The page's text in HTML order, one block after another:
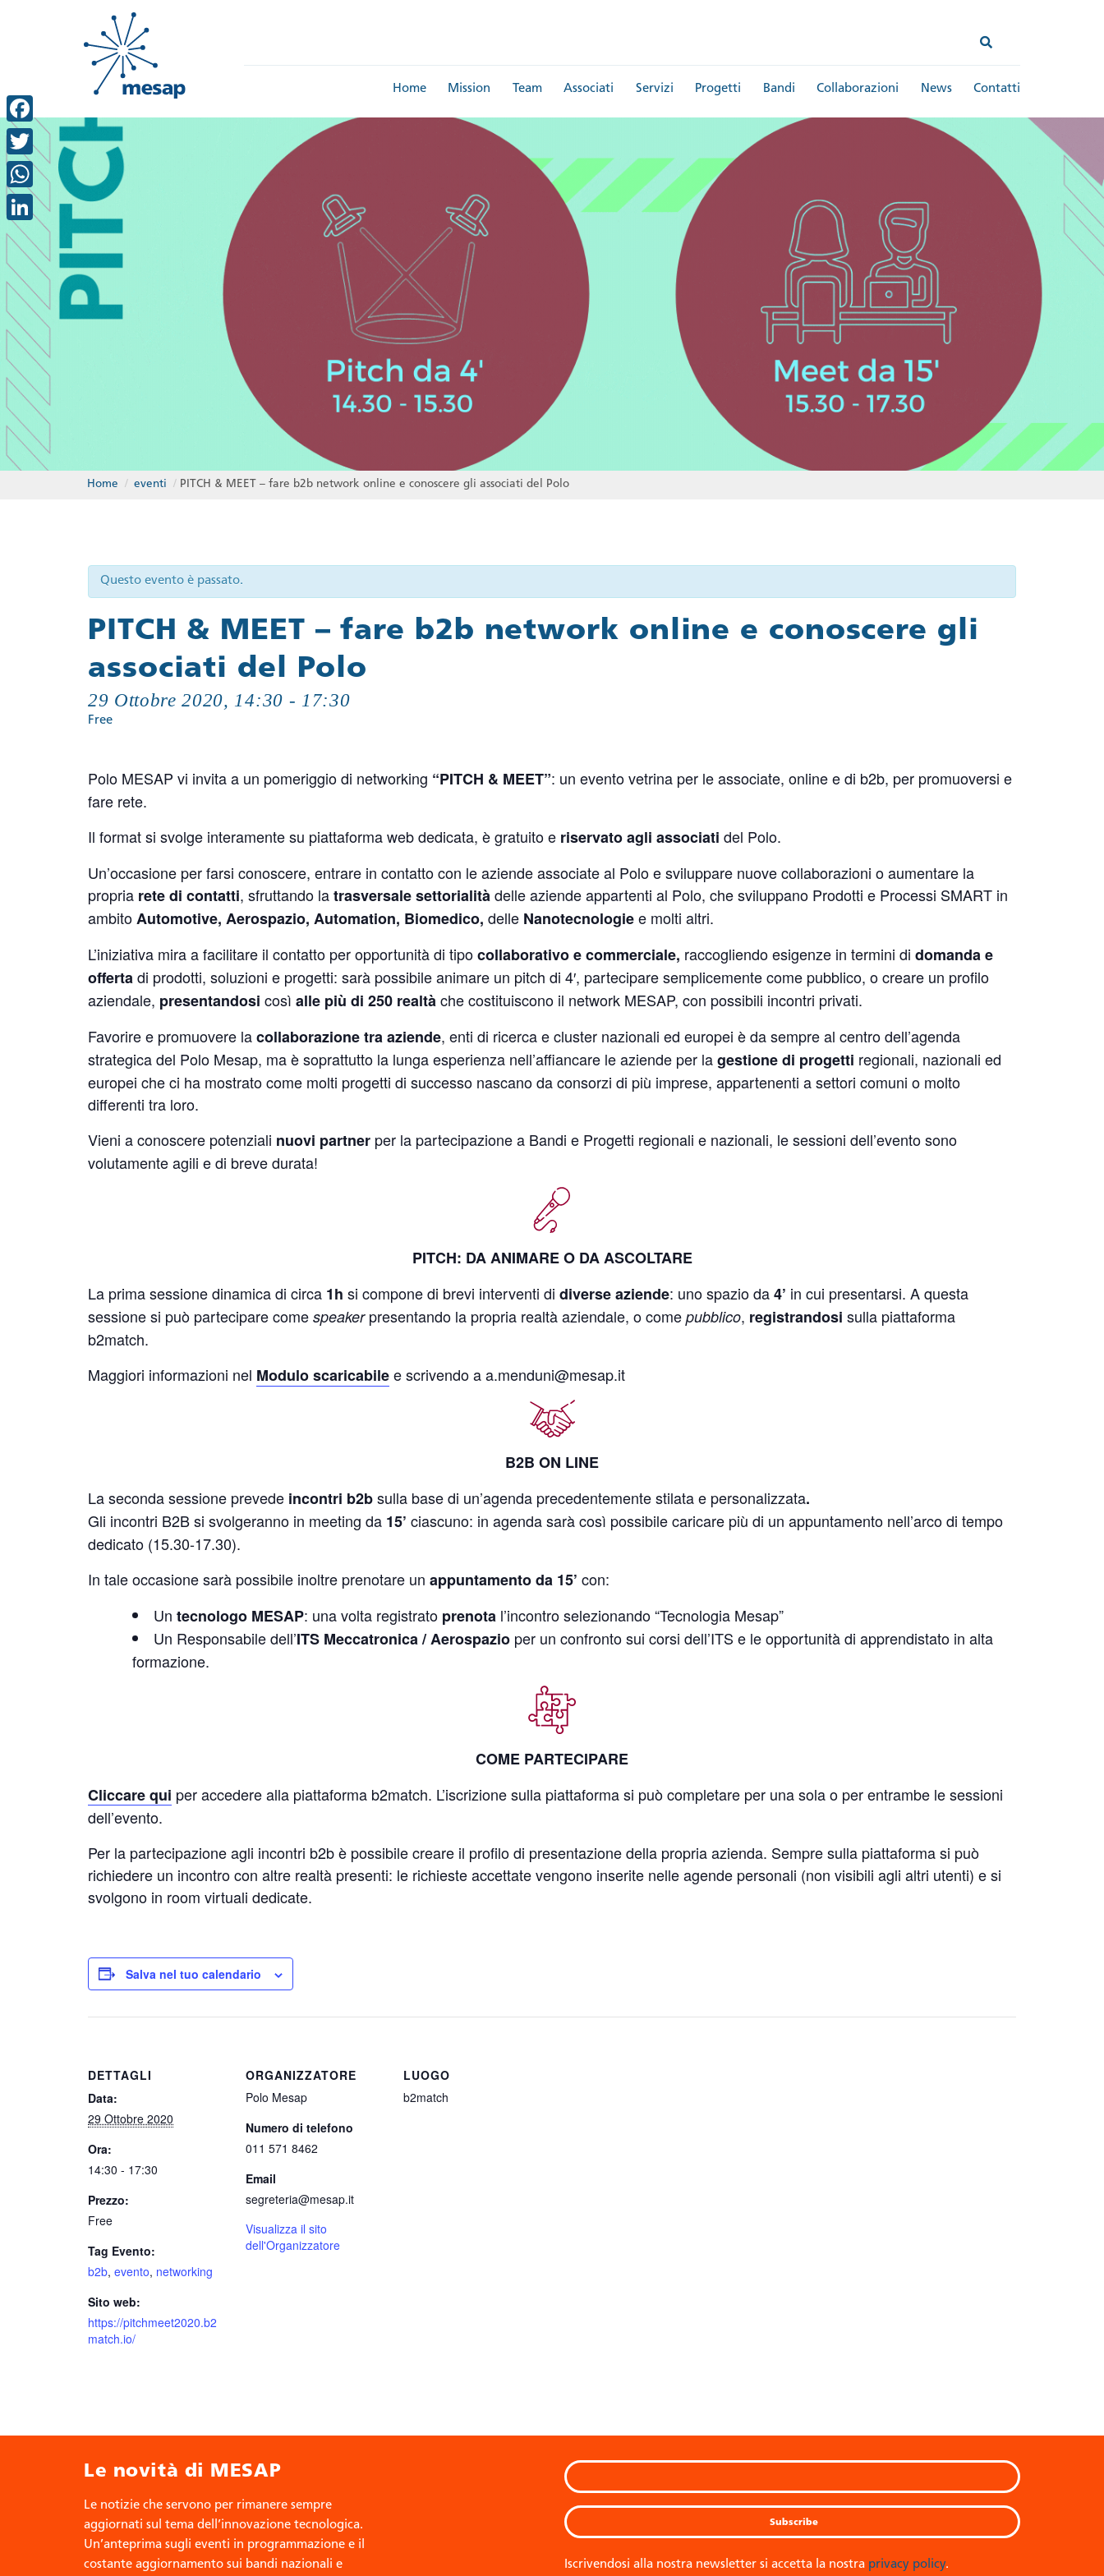
Home Mission Team Associati Servizi Progetti Bandi Collaborazioni News Contatti
Home / eventi / PITCH & MEET – fare b2b network online e conoscere gli associati del Polo
Questo evento è passato.
PITCH & MEET – fare b2b network online e conoscere gli
associati del Polo
29 Ottobre 2020, 14:30 - 17:30
Free
Polo MESAP vi invita a un pomeriggio di networking “PITCH & MEET”: un evento vetrina per le associate, online e di b2b, per promuoversi e
fare rete.
Il format si svolge interamente su piattaforma web dedicata, è gratuito e riservato agli associati del Polo.
Un’occasione per farsi conoscere, entrare in contatto con le aziende associate al Polo e sviluppare nuove collaborazioni o aumentare la
propria rete di contatti, sfruttando latrasversale settorialitàdelle aziende appartenti al Polo, che sviluppano Prodotti e Processi SMART in
ambitoAutomotive, Aerospazio, Automation, Biomedico, delle Nanotecnologiee molti altri.
L’iniziativa mira a facilitare il contatto per opportunità di tipocollaborativo e commerciale, raccogliendo esigenze in termini di domanda e
offertadi prodotti, soluzioni e progetti: sarà possibile animare un pitch di 4′, partecipare semplicemente come pubblico, o creare un profilo
aziendale, presentandosi così alle più di 250 realtàche costituiscono il network MESAP, con possibili incontri privati.
Favorire e promuovere lacollaborazione tra aziende, enti di ricerca e cluster nazionali ed europei è da sempre al centro dell’agenda
strategica del Polo Mesap, ma è soprattutto la lunga esperienza nell’affiancare le aziende per lagestione di progetti regionali, nazionali ed
europei che ci ha mostrato come molti progetti di successo nascano da consorzi di più imprese, appartenenti a settori comuni o molto
differenti tra loro.
Vieni a conoscere potenziali nuovi partner per la partecipazione a Bandi e Progetti regionali e nazionali, le sessioni dell’evento sono
volutamente agili e di breve durata!
PITCH: DA ANIMARE O DA ASCOLTARE
La prima sessione dinamica di circa 1h si compone di brevi interventi di diverse aziende: uno spazio da4’ in cui presentarsi. A questa
sessione si può partecipare come speakerpresentando la propria realtà aziendale, o come pubblico, registrandosi sulla piattaforma
b2match.
Maggiori informazioni nel Modulo scaricabilee scrivendo a a.menduni@mesap.it
B2B ON LINE
La seconda sessione prevede incontri b2bsulla base di un’agenda precedentemente stilata e personalizzata.
Gli incontri B2B si svolgeranno in meeting da 15’ ciascuno: in agenda sarà così possibile caricare più di un appuntamento nell’arco di tempo
dedicato (15.30-17.30).
In tale occasione sarà possibile inoltre prenotare un appuntamento da 15’ con:
Un tecnologo MESAP: una volta registrato prenota l’incontro selezionando “Tecnologia Mesap”
Un Responsabile dell’ITS Meccatronica / Aerospazio per un confronto sui corsi dell’ITS e le opportunità di apprendistato in alta
formazione.
COME PARTECIPARE
Cliccare qui per accedere alla piattaforma b2match. L’iscrizione sulla piattaforma si può completare per una sola o per entrambe le sessioni
dell’evento.
Per la partecipazione agli incontri b2b è possibile creare il profilo di presentazione della propria azienda. Sempre sulla piattaforma si può
richiedere un incontro con altre realtà presenti: le richieste accettate vengono inserite nelle agende personali (non visibili agli altri utenti) e si
svolgono in room virtuali dedicate.
Salva nel tuo calendario
DETTAGLI
Data:
29 Ottobre 2020
Ora:
14:30 - 17:30
Prezzo:
Free
Tag Evento:
b2b, evento, networking
Sito web:
https://pitchmeet2020.b2
match.io/
ORGANIZZATORE
Polo Mesap
Numero di telefono
011 571 8462
Email
segreteria@mesap.it
Visualizza il sito
dell'Organizzatore
LUOGO
b2match
Le novità di MESAP
Le notizie che servono per rimanere sempre
aggiornati sul tema dell’innovazione tecnologica.
Un’anteprima sugli eventi in programmazione e il
costante aggiornamento sui bandi nazionali e
Iscrivendosi alla nostra newsletter si accetta la nostra privacy policy.
Facebook
Twitter
WhatsApp
LinkedIn